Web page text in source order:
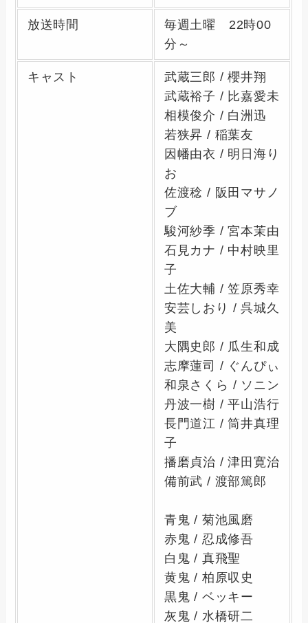
放送時間
毎週土曜 22時00
分～
キャスト
武蔵三郎 / 櫻井翔
武蔵裕子 / 比嘉愛未
相模俊介 / 白洲迅
若狭昇 / 稲葉友
因幡由衣 / 明日海り
お
佐渡稔 / 阪田マサノ
ブ
駿河紗季 / 宮本茉由
石見カナ / 中村映里
子
土佐大輔 / 笠原秀幸
安芸しおり / 呉城久
美
大隅史郎 / 瓜生和成
志摩蓮司 / ぐんぴぃ
和泉さくら / ソニン
丹波一樹 / 平山浩行
長門道江 / 筒井真理
子
播磨貞治 / 津田寛治
備前武 / 渡部篤郎
青鬼 / 菊池風磨
赤鬼 / 忍成修吾
白鬼 / 真飛聖
黄鬼 / 柏原収史
黒鬼 / ベッキー
灰鬼 / 水橋研二